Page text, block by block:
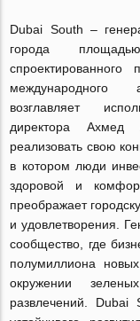
Dubai South –
города
международного
возглавляет
директора Ахмед
реализовать свою
в котором люди
здоровой и
преображает
и удовлетворения.
сообщество, где
полумиллиона
окружении
развлечений. Dubai